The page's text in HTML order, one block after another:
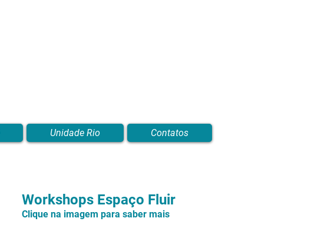
Workshops Espaço Fluir
Clique na imagem para saber mais
Unidade Rio Contatos